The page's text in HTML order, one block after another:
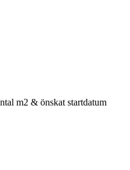
m2 & önskat startdatum